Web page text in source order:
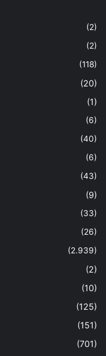
(2)
(2)
(118)
(20)
(1)
(6)
(40)
(6)
(43)
(9)
(33)
(26)
(2.939)
(2)
(10)
(125)
(151)
(701)